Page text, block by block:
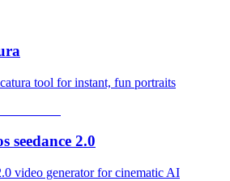
tool for instant, fun portraits
seedance 2.0
video generator for cinematic AI